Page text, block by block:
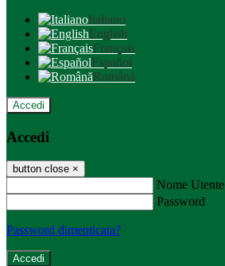
Italiano
English
Français
Español
Română
Accedi
Accedi
button close ×
Nome Utente
Password
Password dimenticata?